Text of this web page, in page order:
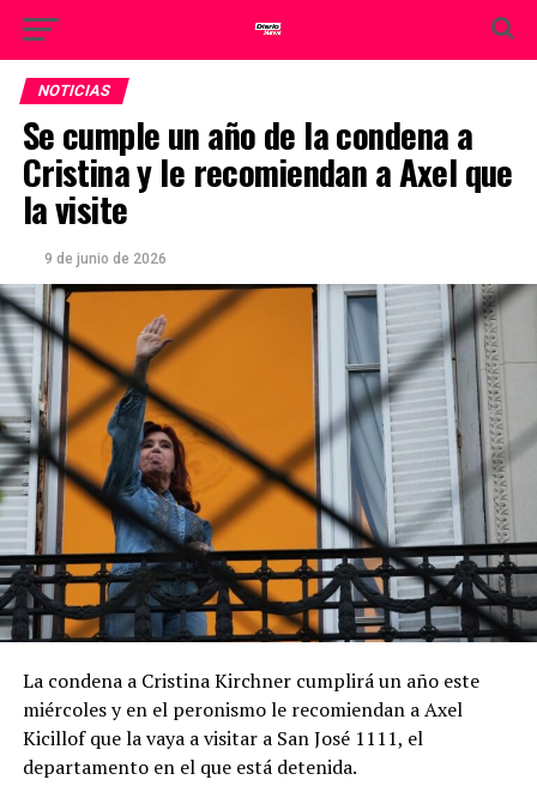
NOTICIAS
Se cumple un año de la condena a
Cristina y le recomiendan a Axel que
la visite
9 de junio de 2026
La condena a Cristina Kirchner cumplirá un año este
miércoles y en el peronismo le recomiendan a Axel
Kicillof que la vaya a visitar a San José 1111, el
departamento en el que está detenida.